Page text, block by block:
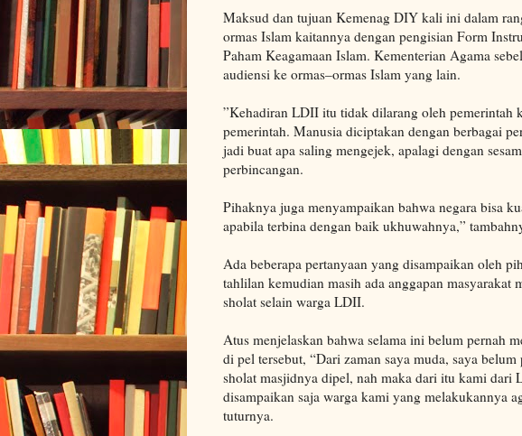
Maksud dan tujuan Kemenag DIY kali ini dalam
ormas Islam kaitannya dengan pengisian Form
Paham Keagamaan Islam. Kementerian Agama
audiensi ke ormas–ormas Islam yang lain.
”Kehadiran LDII itu tidak dilarang oleh pemerintah
pemerintah. Manusia diciptakan dengan berbagai
jadi buat apa saling mengejek, apalagi dengan
perbincangan.
Pihaknya juga menyampaikan bahwa negara bisa
apabila terbina dengan baik ukhuwahnya,”
Ada beberapa pertanyaan yang disampaikan oleh
tahlilan kemudian masih ada anggapan
sholat selain warga LDII.
Atus menjelaskan bahwa selama ini belum pernah
di pel tersebut, “Dari zaman saya muda, saya
sholat masjidnya dipel, nah maka dari itu kami dari
disampaikan saja warga kami yang melakukannya
tuturnya.